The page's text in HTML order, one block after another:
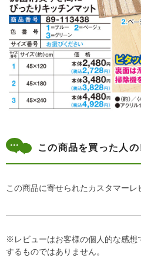
この商品を買った人
この商品に寄せられたカスタマーレ
※レビューはお客様の個人的な感想
するものではありません。